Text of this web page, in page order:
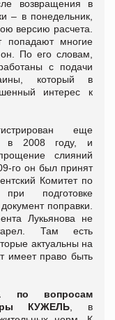
возвращения в
– в понедельник,
версию расчета.
попадают многие
По его словам,
с подачи
который в
интерес к
еще
в 2008 году, и
слияний
го он был принят
Комитет по
при подготовке
поправки.
Лукьянова не
Там есть
актуальны на
имеет право быть
по вопросам
КУЖЕЛЬ , в